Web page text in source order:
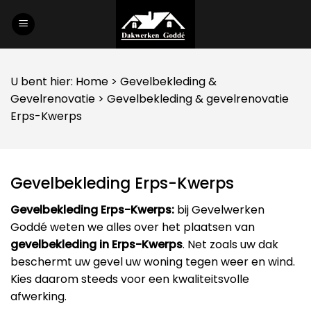
U bent hier: Home > Gevelbekleding&
Gevelrenovatie > Gevelbekleding & gevelrenovatie
Erps-Kwerps
Gevelbekleding Erps-Kwerps
Gevelbekleding Erps-Kwerps: bij Gevelwerken
Goddé weten we alles over het plaatsen van
gevelbekleding in Erps-Kwerps. Net zoals uw dak
beschermt uw gevel uw woning tegen weer en wind.
Kies daarom steeds voor een kwaliteitsvolle
afwerking.